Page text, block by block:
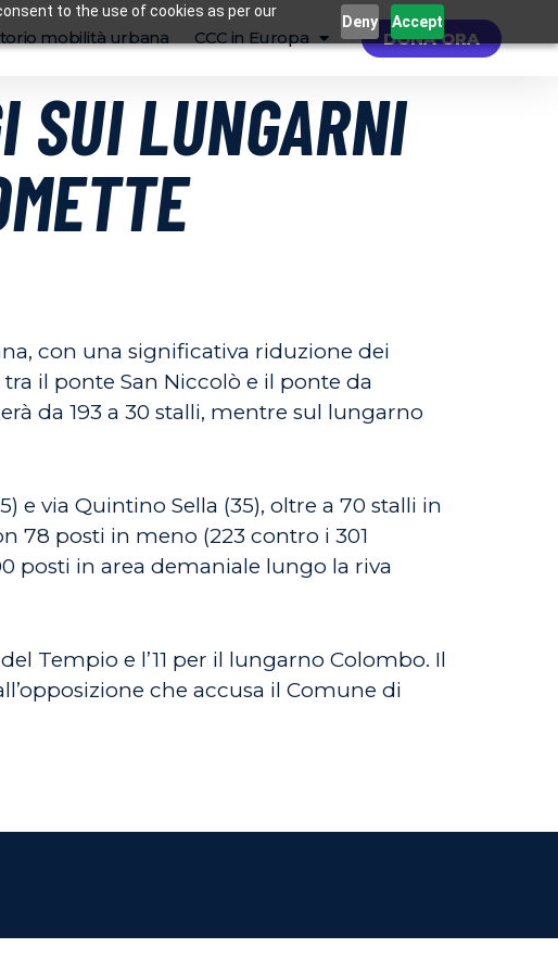
to the use of cookies as per our
Deny Accept
mobilità urbana CCC in Europa DONA ORA
SUI LUNGARNI
con una significativa riduzione dei
il ponte San Niccolò e il ponte da
da 193 a 30 stalli, mentre sul lungarno
e via Quintino Sella (35), oltre a 70 stalli in
78 posti in meno (223 contro i 301
posti in area demaniale lungo la riva
Tempio e l’11 per il lungarno Colombo. Il
che accusa il Comune di